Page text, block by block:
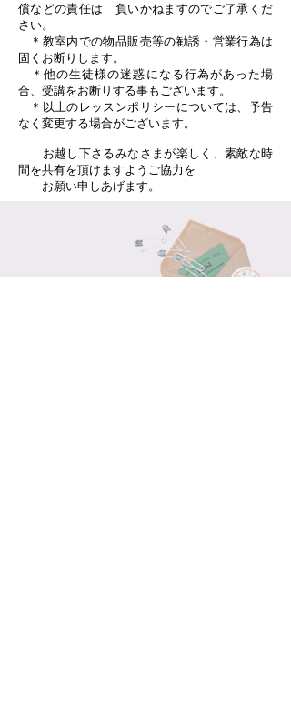
償などの責任は 負いかねますのでご了承くだ
さい。
＊教室内での物品販売等の勧誘・営業行為は
固くお断りします。
＊他の生徒様の迷惑になる行為があった場
合、受講をお断りする事もございます。
＊以上のレッスンポリシーについては、予告
なく変更する場合がございます。
お越し下さるみなさまが楽しく、素敵な時
間を共有を頂けますようご協力を
お願い申しあげます。